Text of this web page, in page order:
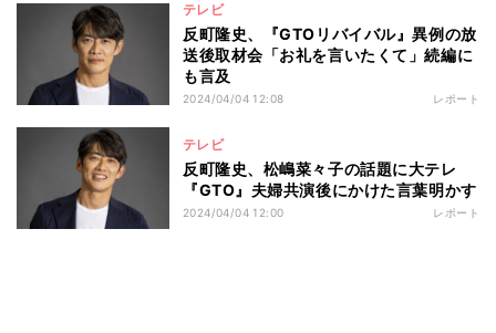
テレビ
反町隆史、『GTOリバイバル』異例の放
送後取材会「お礼を言いたくて」続編に
も言及
2024/04/04 12:08 レポート
テレビ
反町隆史、松嶋菜々子の話題に大テレ
『GTO』夫婦共演後にかけた言葉明かす
2024/04/04 12:00 レポート